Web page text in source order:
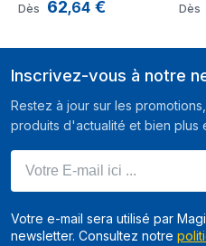
Dès 62,64 €
5
Dès
Inscrivez-vous à notre
Restez à jour sur les
produits d'actualité et bien plus
Votre e-mail sera utilisé par
newsletter. Consultez notre